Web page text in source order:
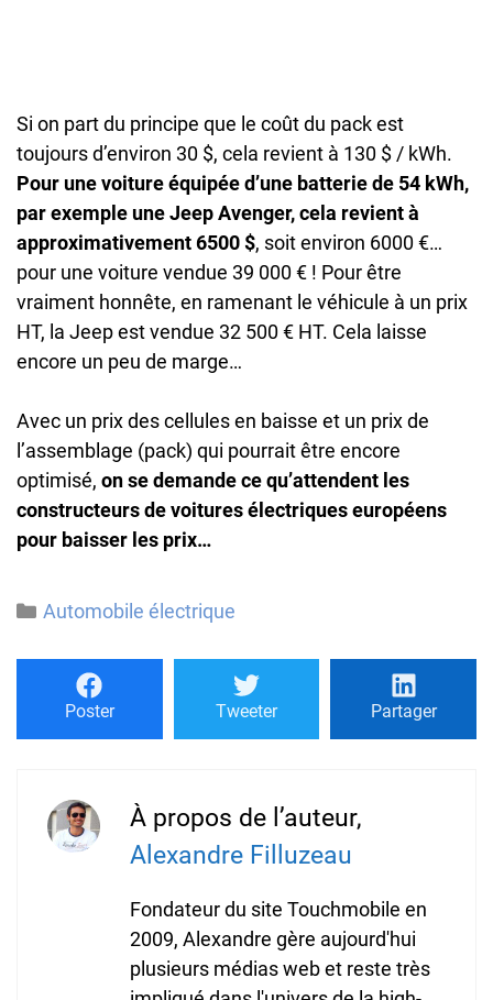
Si on part du principe que le coût du pack est
toujours d’environ 30 $, cela revient à 130 $ / kWh.
Pour une voiture équipée d’une batterie de 54 kWh,
par exemple une Jeep Avenger, cela revient à
approximativement 6500 $, soit environ 6000 €…
pour une voiture vendue 39 000 € ! Pour être
vraiment honnête, en ramenant le véhicule à un prix
HT, la Jeep est vendue 32 500 € HT. Cela laisse
encore un peu de marge…
Avec un prix des cellules en baisse et un prix de
l’assemblage (pack) qui pourrait être encore
optimisé, on se demande ce qu’attendent les
constructeurs de voitures électriques européens
pour baisser les prix…
Catégories
Automobile électrique
Poster Tweeter Partager
À propos de l’auteur,
Alexandre Filluzeau
Fondateur du site Touchmobile en
2009, Alexandre gère aujourd'hui
plusieurs médias web et reste très